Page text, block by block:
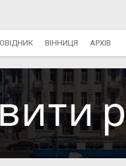
ВІННИЦЯ АРХІВ